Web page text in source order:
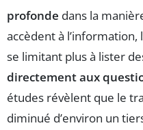
profonde dans la
accèdent à
se limitant plus à lister
directement aux
études révèlent que le
diminué d’environ un